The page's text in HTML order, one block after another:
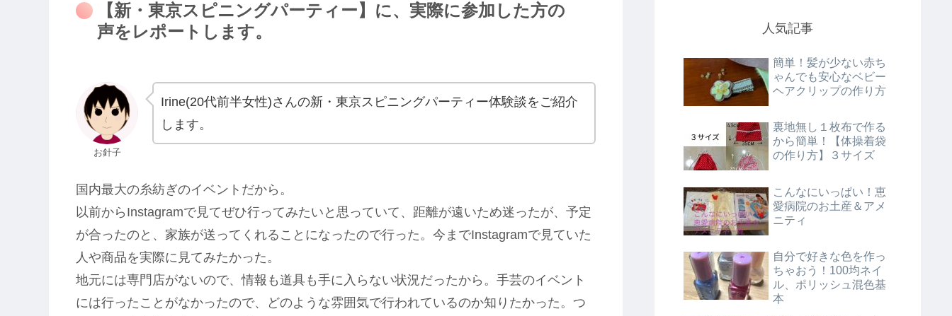
【新・東京スピニングパーティー】に、実際に参加した方の
声をレポートします。
お針子
Irine(20代前半女性)さんの新・東京スピニングパーティー体験談をご紹介
します。
国内最大の糸紡ぎのイベントだから。
以前からInstagramで見てぜひ行ってみたいと思っていて、距離が遠いため迷ったが、予定
が合ったのと、家族が送ってくれることになったので行った。今までInstagramで見ていた
人や商品を実際に見てみたかった。
地元には専門店がないので、情報も道具も手に入らない状況だったから。手芸のイベント
には行ったことがなかったので、どのような雰囲気で行われているのか知りたかった。つ
人気記事
簡単！髪が少ない赤ち
ゃんでも安心なベビー
ヘアクリップの作り方
裏地無し１枚布で作る
から簡単！【体操着袋
の作り方】３サイズ
こんなにいっぱい！恵
愛病院のお土産＆アメ
ニティ
自分で好きな色を作っ
ちゃおう！100均ネイ
ル、ポリッシュ混色基
本